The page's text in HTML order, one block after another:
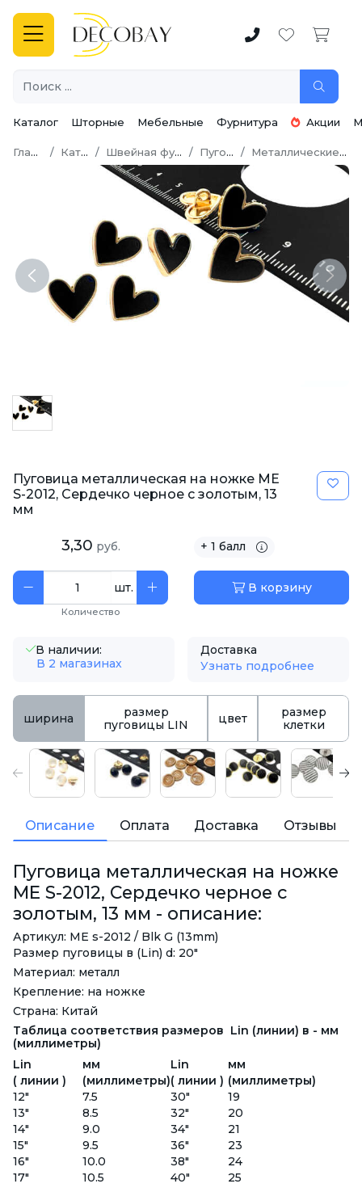
Каталог Шторные Мебельные Фурнитура Акции
Главная Каталог Швейная фурнитура Пуговицы Металлические пуговицы
Previous Next
Пуговица металлическая на ножке ME
S-2012, Сердечко черное с золотым, 13
мм
3,30 руб. + 1 балл
шт.
Количество
В корзину
В наличии:
В 2 магазинах
Доставка
Узнать подробнее
ширина
размер
пуговицы LIN
цвет
размер
клетки
Описание Оплата Доставка Отзывы
Пуговица металлическая на ножке
ME S-2012, Сердечко черное с
золотым, 13 мм - описание:
Артикул: ME s-2012 / Blk G (13mm)
Размер пуговицы в (Lin) d: 20"
Материал: металл
Крепление: на ножке
Страна: Китай
Таблица соответствия размеров Lin (линии) в - мм
(миллиметры)
Lin
мм Lin
мм
( линии )
(миллиметры)( линии ) (миллиметры)
12"
7.5 30"
19
13"
8.5 32"
20
14"
9.0 34"
21
15"
9.5 36"
23
16"
10.0 38"
24
17"
10.5 40"
25